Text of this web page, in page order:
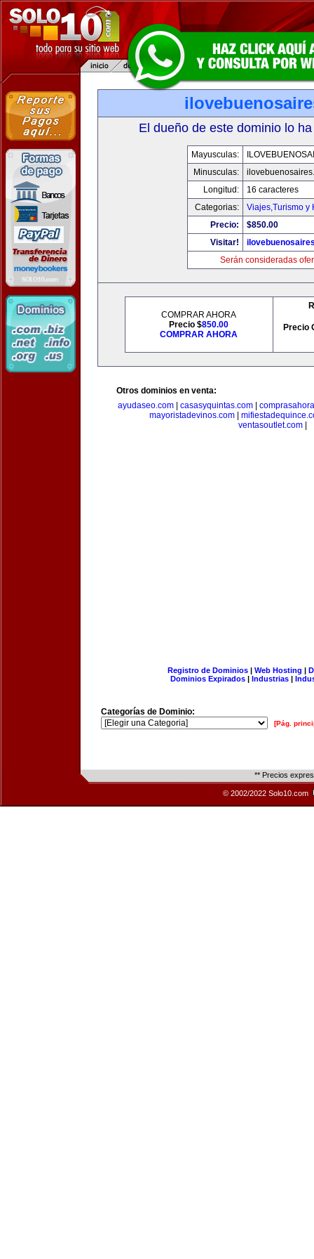
El dueño de este dominio lo
Mayusculas:
Minusculas:
Longitud:
16 caracteres
Categorias:
Viajes,Turismo y
Precio:
$850.00
Visitar!
Serán consideradas
COMPRAR AHORA
Precio $850.00
COMPRAR AHORA
Precio
Otros dominios en venta:
ayudaseo.com
casasyquintas.com
mayoristadevinos.com
ventasoutlet.com
Registro de Dominios| Web Hosting |
Dominios Expirados | Industrias |
Categorías de Dominio:
[Pág.
** Precios
© 2002/2022 Solo10.com